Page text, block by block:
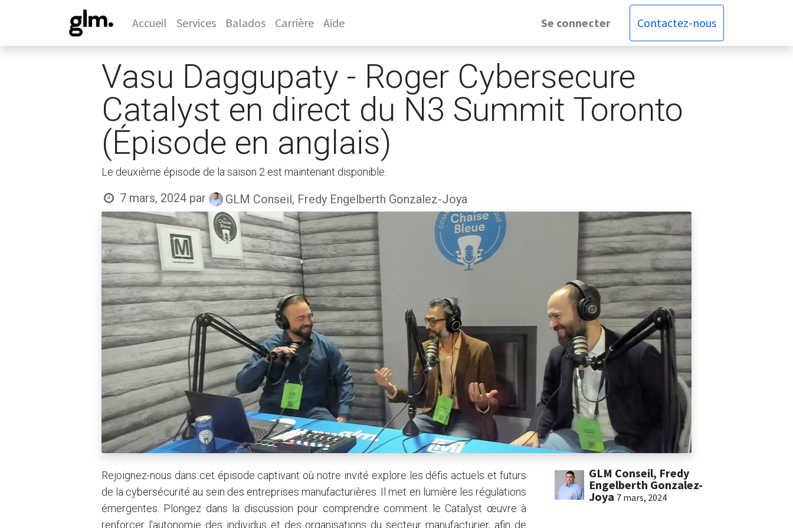
Accueil Services Balados Carrière Aide Se connecter Contactez-nous
Vasu Daggupaty - Roger Cybersecure
Catalyst en direct du N3 Summit Toronto
(Épisode en anglais)
Le deuxième épisode de la saison 2 est maintenant disponible.
7 mars, 2024 par GLM Conseil, Fredy Engelberth Gonzalez-Joya
Rejoignez-nous dans cet épisode captivant où notre invité explore les défis actuels et futurs
de la cybersécurité au sein des entreprises manufacturières. Il met en lumière les régulations
émergentes. Plongez dans la discussion pour comprendre comment le Catalyst œuvre à
renforcer l'autonomie des individus et des organisations du secteur manufacturier, afin de
GLM Conseil, Fredy
Engelberth Gonzalez-
Joya 7 mars, 2024